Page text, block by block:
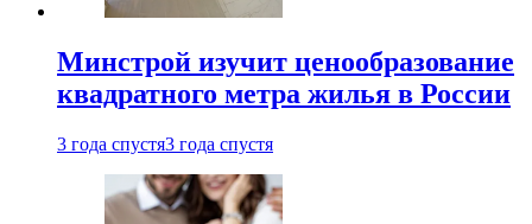
Минстрой изучит ценообразование
квадратного метра жилья в России
3 года спустя3 года спустя